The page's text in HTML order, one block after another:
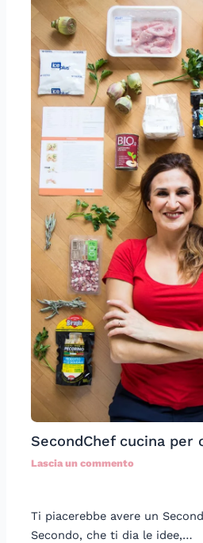
SecondChef cucina per
Lascia un commento
Ti piacerebbe avere un
Secondo, che ti dia le idee,…